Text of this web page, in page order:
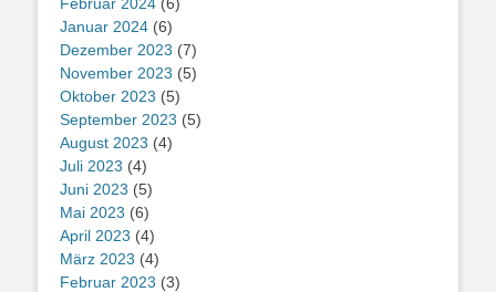
Januar 2024 (6)
Dezember 2023 (7)
November 2023 (5)
Oktober 2023 (5)
September 2023 (5)
August 2023 (4)
Juli 2023 (4)
Juni 2023 (5)
Mai 2023 (6)
April 2023 (4)
März 2023 (4)
Februar 2023 (3)